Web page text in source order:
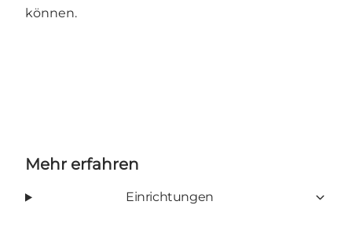
können.
Mehr erfahren
Einrichtungen